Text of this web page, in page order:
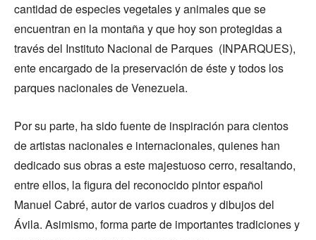
cantidad de especies vegetales y animales que se
encuentran en la montaña y que hoy son protegidas a
través del Instituto Nacional de Parques (INPARQUES),
ente encargado de la preservación de éste y todos los
parques nacionales de Venezuela.
Por su parte, ha sido fuente de inspiración para cientos
de artistas nacionales e internacionales, quienes han
dedicado sus obras a este majestuoso cerro, resaltando,
entre ellos, la figura del reconocido pintor español
Manuel Cabré, autor de varios cuadros y dibujos del
Ávila. Asimismo, forma parte de importantes tradiciones y